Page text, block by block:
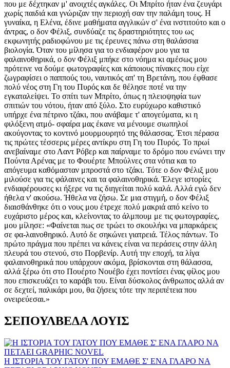
ΣΕΠΟΥΛΒΕΔΑ ΛΟΥΙΣ
Η ΙΣΤΟΡΙΑ ΤΟΥ ΓΑΤΟΥ ΠΟΥ ΕΜΑΘΕ Σ' ΕΝΑ ΓΛΑΡΟ ΝΑ